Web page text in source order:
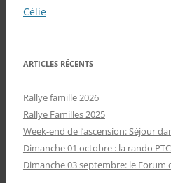
articles
Célie
ARTICLES RÉCENTS
Rallye famille 2026
Rallye Familles 2025
Week-end de l’ascension: Séjour
Dimanche 01 octobre : la rando
Dimanche 03 septembre: le Forum